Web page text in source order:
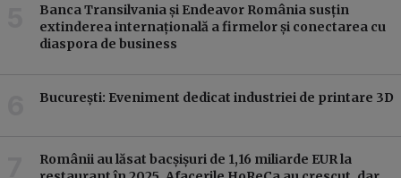
Banca Transilvania și Endeavor România susțin
extinderea internațională a firmelor și conectarea cu
diaspora de business
București: Eveniment dedicat industriei de printare 3D
Românii au lăsat bacșișuri de 1,16 miliarde EUR la